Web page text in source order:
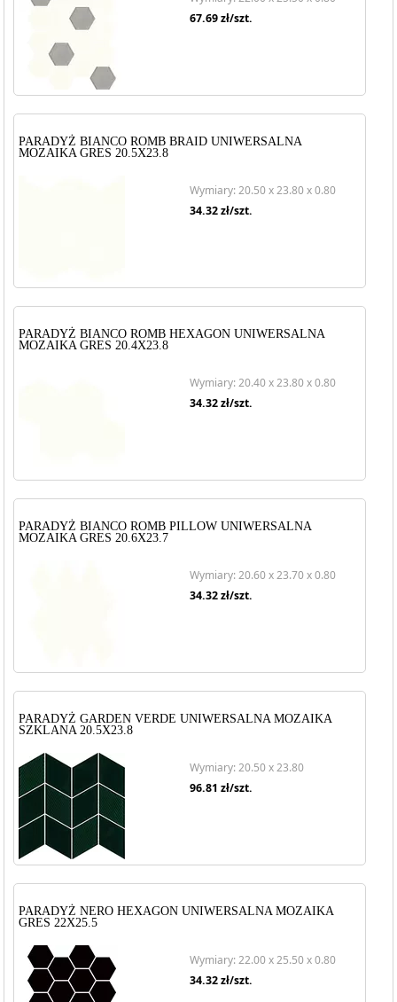
67.69zł/szt.
PARADYŻ BIANCO ROMB BRAID UNIWERSALNA
MOZAIKA GRES 20.5X23.8
Wymiary: 20.50 x 23.80 x 0.80
34.32zł/szt.
PARADYŻ BIANCO ROMB HEXAGON UNIWERSALNA
MOZAIKA GRES 20.4X23.8
Wymiary: 20.40 x 23.80 x 0.80
34.32zł/szt.
PARADYŻ BIANCO ROMB PILLOW UNIWERSALNA
MOZAIKA GRES 20.6X23.7
Wymiary: 20.60 x 23.70 x 0.80
34.32zł/szt.
PARADYŻ GARDEN VERDE UNIWERSALNA MOZAIKA
SZKLANA 20.5X23.8
Wymiary: 20.50 x 23.80
96.81 zł/szt.
PARADYŻ NERO HEXAGON UNIWERSALNA MOZAIKA
GRES 22X25.5
Wymiary: 22.00 x 25.50 x 0.80
34.32zł/szt.